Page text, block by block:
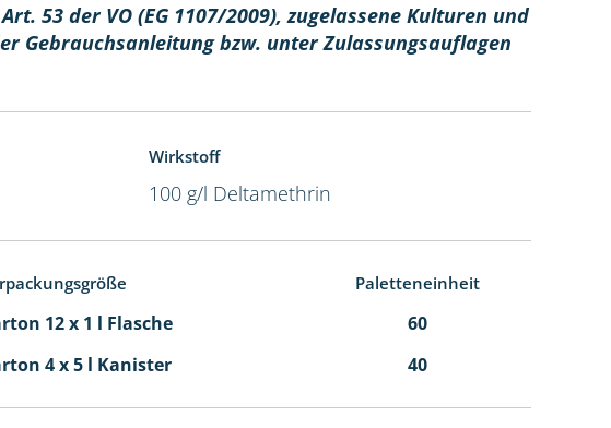
53 der VO (EG 1107/2009), zugelassene Kulturen und
Gebrauchsanleitung bzw. unter Zulassungsauflagen
Wirkstoff
100 g/l Deltamethrin
Paletteneinheit
12 x 1 l Flasche
60
4 x 5 l Kanister 40